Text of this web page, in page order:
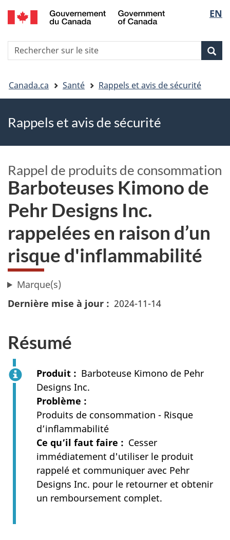
Skip
to
Skip
to
Passer
à
HTML
de
la
EN
Recherche
Vous
êtes
ici
Canada.ca Santé Rappels et avis de sécurité
Rappels et avis de sécurité
Rappel de produits de consommation
Barboteuses Kimono de
Pehr Designs Inc.
rappelées en raison d’un
risque d'inflammabilité
Marque(s)
Dernière mise à jour
2024-11-14
Résumé
Produit
Barboteuse Kimono de Pehr
Designs Inc.
Problème
Produits de consommation - Risque
d’inflammabilité
Ce qu’il faut faire
Cesser
immédiatement d'utiliser le produit
rappelé et communiquer avec Pehr
Designs Inc. pour le retourner et obtenir
un remboursement complet.